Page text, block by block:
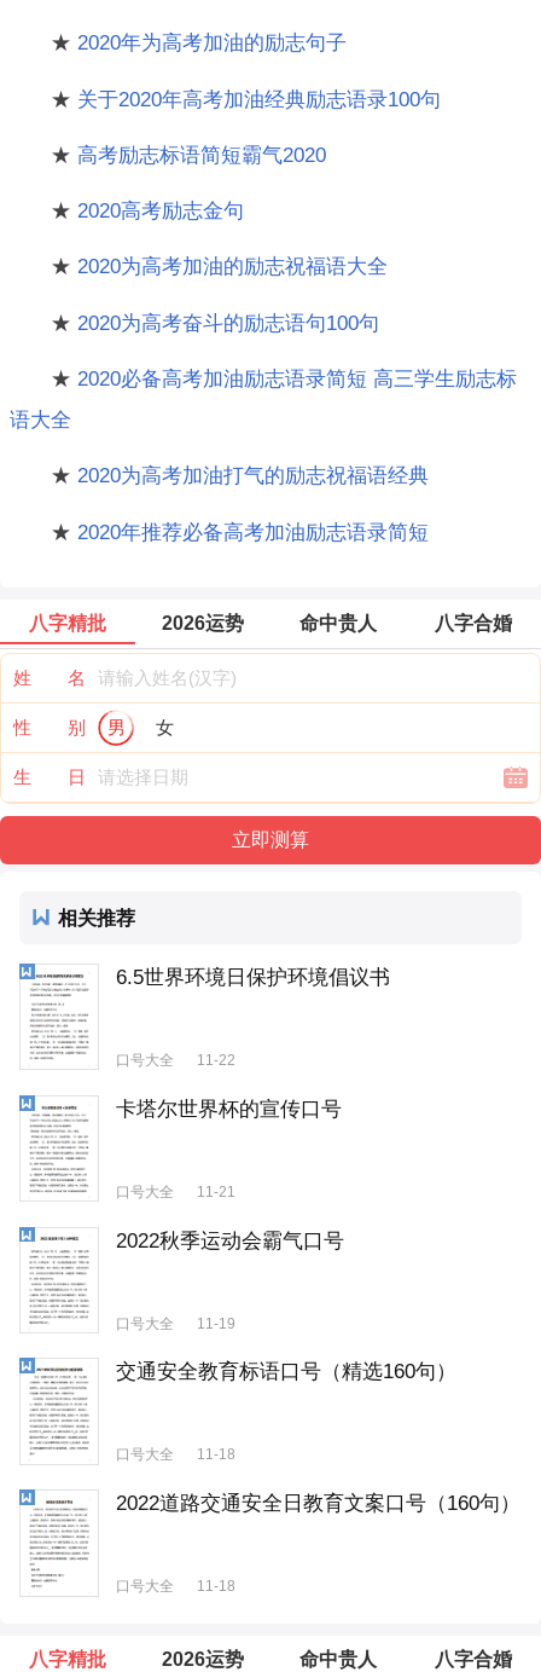
★ 2020年为高考加油的励志句子
★ 关于2020年高考加油经典励志语录100句
★ 高考励志标语简短霸气2020
★ 2020高考励志金句
★ 2020为高考加油的励志祝福语大全
★ 2020为高考奋斗的励志语句100句
★ 2020必备高考加油励志语录简短 高三学生励志标
语大全
★ 2020为高考加油打气的励志祝福语经典
★ 2020年推荐必备高考加油励志语录简短
八字精批 2026运势 命中贵人 八字合婚
姓 名
性 别 男 女
生 日
相关推荐
6.5世界环境日保护环境倡议书
口号大全 11-22
卡塔尔世界杯的宣传口号
口号大全 11-21
2022秋季运动会霸气口号
口号大全 11-19
交通安全教育标语口号（精选160句）
口号大全 11-18
2022道路交通安全日教育文案口号（160句）
口号大全 11-18
八字精批 2026运势 命中贵人 八字合婚